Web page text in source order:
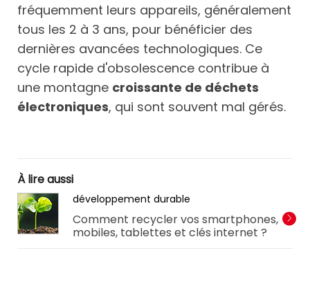
fréquemment leurs appareils, généralement
tous les 2 à 3 ans, pour bénéficier des
dernières avancées technologiques. Ce
cycle rapide d'obsolescence contribue à
une montagne croissante de déchets
électroniques, qui sont souvent mal gérés.
À lire aussi
développement durable
Comment recycler vos smartphones,
mobiles, tablettes et clés internet ?